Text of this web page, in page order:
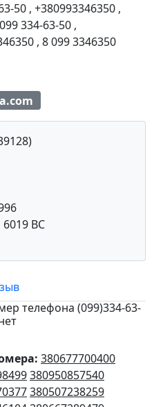
50 , +380993346350 ,
334-63-50 ,
, 8 099 3346350
6019 BC
телефона (099)334-63-
380677700400
380950857540
380507238259